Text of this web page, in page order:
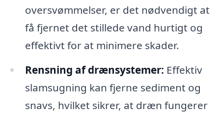
oversvømmelser, er det nødvendigt at
få fjernet det stillede vand hurtigt og
effektivt for at minimere skader.
Rensning af drænsystemer: Effektiv
slamsugning kan fjerne sediment og
snavs, hvilket sikrer, at dræn fungerer